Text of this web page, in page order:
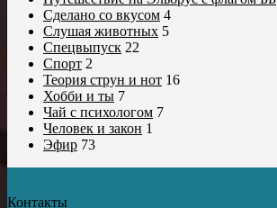
Сделано со вкусом 4
Слушая животных 5
Спецвыпуск 22
Спорт 2
Теория струн и нот 16
Хобби и ты 7
Чай с психологом 7
Человек и закон 1
Эфир 73
Контакты